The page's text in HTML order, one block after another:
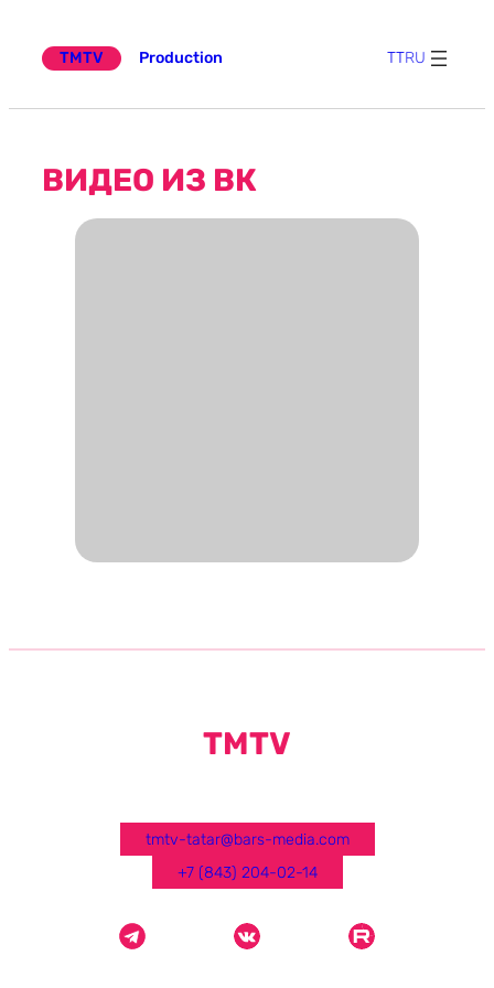
TMTV
Production TTRU
ВИДЕО ИЗ ВК
TMTV
tmtv-tatar@bars-media.com
+7 (843) 204-02-14